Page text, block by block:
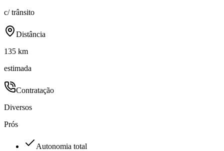
c/ trânsito
Distância
135 km
estimada
Contratação
Diversos
Prós
Autonomia total